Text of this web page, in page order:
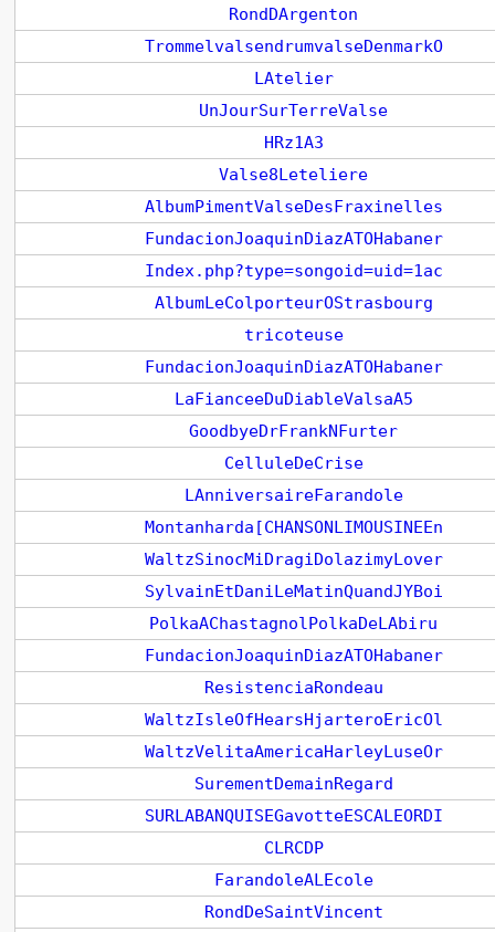
RondDArgenton
TrommelvalsendrumvalseDenmarkO
LAtelier
UnJourSurTerreValse
HRz1A3
Valse8Leteliere
AlbumPimentValseDesFraxinelles
FundacionJoaquinDiazATOHabaner
Index.php?type=songoid=uid=1ac
AlbumLeColporteurOStrasbourg
tricoteuse
FundacionJoaquinDiazATOHabaner
LaFianceeDuDiableValsaA5
GoodbyeDrFrankNFurter
CelluleDeCrise
LAnniversaireFarandole
Montanharda[CHANSONLIMOUSINEEn
WaltzSinocMiDragiDolazimyLover
SylvainEtDaniLeMatinQuandJYBoi
PolkaAChastagnolPolkaDeLAbiru
FundacionJoaquinDiazATOHabaner
ResistenciaRondeau
WaltzIsleOfHearsHjarteroEricOl
WaltzVelitaAmericaHarleyLuseOr
SurementDemainRegard
SURLABANQUISEGavotteESCALEORDI
CLRCDP
FarandoleALEcole
RondDeSaintVincent